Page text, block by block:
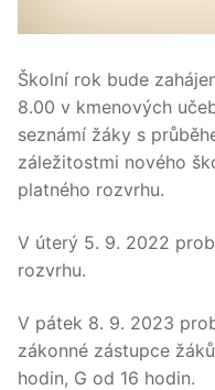
Školní rok bude
8.00 v kmenových
seznámí žáky s
záležitostmi nového
platného rozvrhu.
V úterý 5. 9. 2022
rozvrhu.
V pátek 8. 9. 2023
zákonné zástupce
hodin, G od 16 hodin.